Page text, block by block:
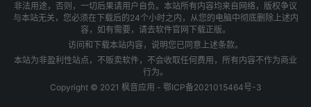
非法用途，否则，一切后果请用户自负。本站所有内容均来自网络，版权争议
与本站无关，您必须在下载后的24个小时之内，从您的电脑中彻底删除上述内
容，如有需要，请去软件官网下载正版。
访问和下载本站内容，说明您已同意上述条款。
本站为非盈利性站点，不贩卖软件，不会收取任何费用，所有内容不作为商业
行为。
Copyright © 2021 枫音应用 - 鄂ICP备2021015464号-3